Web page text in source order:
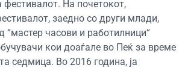
фестивалот. На почетокот,
заедно со други млади,
“мастер часови и работилници“
кои доаѓале во Пеќ за време
седмица. Во 2016 година, ја